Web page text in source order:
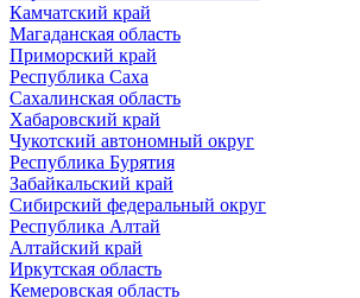
Камчатский край
Магаданская область
Приморский край
Республика Саха
Сахалинская область
Хабаровский край
Чукотский автономный округ
Республика Бурятия
Забайкальский край
Сибирский федеральный округ
Республика Алтай
Алтайский край
Иркутская область
Кемеровская область